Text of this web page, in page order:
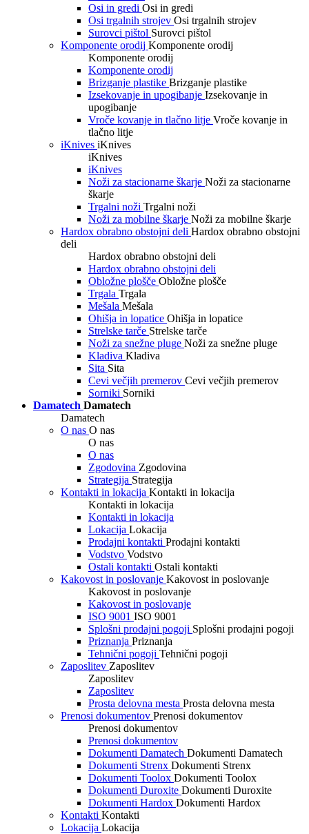
Osi in gredi Osi in gredi
Osi trgalnih strojev Osi trgalnih strojev
Surovci pištol Surovci pištol
Komponente orodij Komponente orodij
Komponente orodij
Komponente orodij
Brizganje plastike Brizganje plastike
Izsekovanje in upogibanje Izsekovanje in
upogibanje
Vroče kovanje in tlačno litje Vroče kovanje in
tlačno litje
iKnives iKnives
iKnives
iKnives
Noži za stacionarne škarje Noži za stacionarne
škarje
Trgalni noži Trgalni noži
Noži za mobilne škarje Noži za mobilne škarje
Hardox obrabno obstojni deli Hardox obrabno obstojni
deli
Hardox obrabno obstojni deli
Hardox obrabno obstojni deli
Obložne plošče Obložne plošče
Trgala Trgala
Mešala Mešala
Ohišja in lopatice Ohišja in lopatice
Strelske tarče Strelske tarče
Noži za snežne pluge Noži za snežne pluge
Kladiva Kladiva
Sita Sita
Cevi večjih premerov Cevi večjih premerov
Sorniki Sorniki
Damatech Damatech
Damatech
O nas O nas
O nas
O nas
Zgodovina Zgodovina
Strategija Strategija
Kontakti in lokacija Kontakti in lokacija
Kontakti in lokacija
Kontakti in lokacija
Lokacija Lokacija
Prodajni kontakti Prodajni kontakti
Vodstvo Vodstvo
Ostali kontakti Ostali kontakti
Kakovost in poslovanje Kakovost in poslovanje
Kakovost in poslovanje
Kakovost in poslovanje
ISO 9001 ISO 9001
Splošni prodajni pogoji Splošni prodajni pogoji
Priznanja Priznanja
Tehnični pogoji Tehnični pogoji
Zaposlitev Zaposlitev
Zaposlitev
Zaposlitev
Prosta delovna mesta Prosta delovna mesta
Prenosi dokumentov Prenosi dokumentov
Prenosi dokumentov
Prenosi dokumentov
Dokumenti Damatech Dokumenti Damatech
Dokumenti Strenx Dokumenti Strenx
Dokumenti Toolox Dokumenti Toolox
Dokumenti Duroxite Dokumenti Duroxite
Dokumenti Hardox Dokumenti Hardox
Kontakti Kontakti
Lokacija Lokacija